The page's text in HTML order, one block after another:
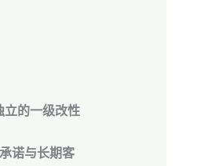
立的一级改性
诺与长期客